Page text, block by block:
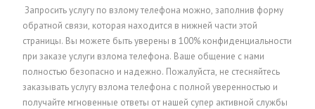
Запросить услугу по взлому телефона можно, заполнив форму
обратной связи, которая находится в нижней части этой
страницы. Вы можете быть уверены в 100% конфиденциальности
при заказе услуги взлома телефона. Ваше общение с нами
полностью безопасно и надежно. Пожалуйста, не стесняйтесь
заказывать услугу взлома телефона с полной уверенностью и
получайте мгновенные ответы от нашей супер активной службы